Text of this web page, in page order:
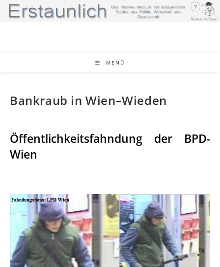
Zum
Inhalt
MENÜ
Bankraub in Wien–Wieden
Öffentlichkeitsfahndung der BPD-
Wien